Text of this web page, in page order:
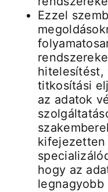
Ezzel
hitelesítést,
titkosítási
az adatok
kifejezetten
hogy az